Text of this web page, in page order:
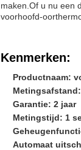
maken.Of u nu een
voorhoofd-
Kenmerken:
Productnaam:
Garantie: 2 jaar
Metingstijd: 1
Automaat